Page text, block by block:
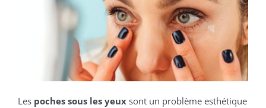
Les poches sous les yeux sont un problème esthétique